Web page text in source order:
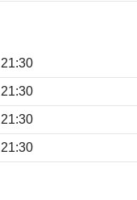
21:30
21:30
21:30
21:30